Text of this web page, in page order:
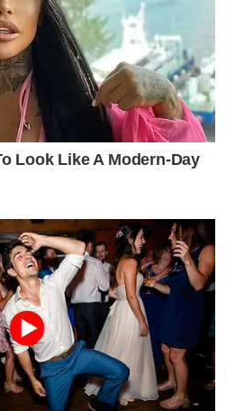
Look Like A Modern-Day